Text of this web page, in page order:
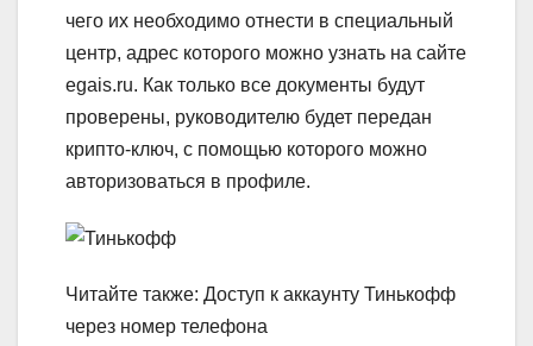
чего их необходимо отнести в специальный
центр, адрес которого можно узнать на сайте
egais.ru. Как только все документы будут
проверены, руководителю будет передан
крипто-ключ, с помощью которого можно
авторизоваться в профиле.
Читайте также: Доступ к аккаунту Тинькофф
через номер телефона